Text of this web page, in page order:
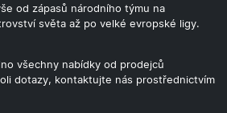
od zápasů národního týmu na
světa až po velké evropské ligy.
všechny nabídky od prodejců
dotazy, kontaktujte nás prostřednictvím